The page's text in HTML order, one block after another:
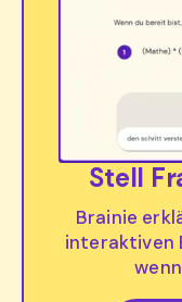
Stell
Brainie
interaktiven